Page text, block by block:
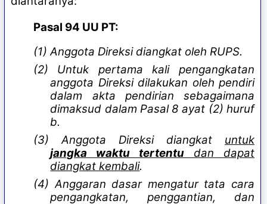
Pasal 94 UU PT:
(1) Anggota Direksi diangkat oleh RUPS.
(2) Untuk pertama kali pengangkatan
anggota Direksi dilakukan oleh pendiri
dalam akta pendirian sebagaimana
dimaksud dalam Pasal 8 ayat (2) huruf
b.
(3) Anggota Direksi diangkat untuk
jangka waktu tertentu dan dapat
diangkat kembali.
(4) Anggaran dasar mengatur tata cara
pengangkatan, penggantian, dan